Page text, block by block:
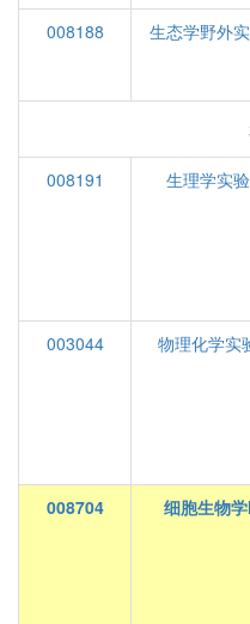
008188
生态学野外
008191 生理学实验
003044
物理化学实
008704
细胞生物学I